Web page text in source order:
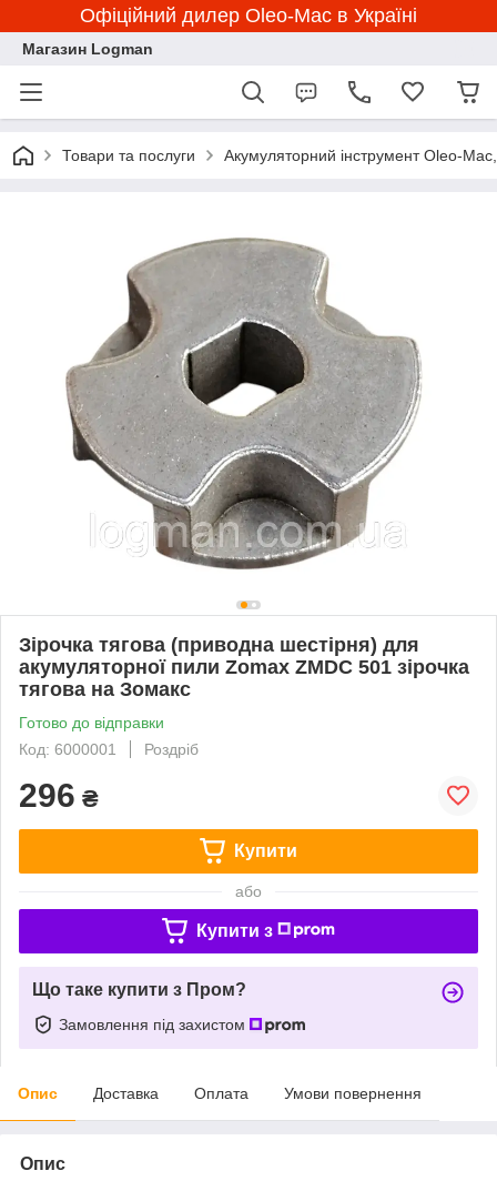
Офіційний дилер Oleo-Mac в Україні
Магазин Logman
Товари та послуги Акумуляторний інструмент Oleo-
Зірочка тягова (приводна шестірня) для
акумуляторної пили Zomax ZMDC 501 зірочка
тягова на Зомакс
Готово до відправки
Код: 6000001
Роздріб
296 ₴
Купити
або
Купити з
Що таке купити з Пром?
Замовлення під захистом
Опис Доставка Оплата Умови повернення
Опис